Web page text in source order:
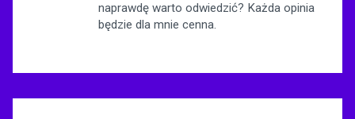
naprawdę warto odwiedzić? Każda opinia
będzie dla mnie cenna.